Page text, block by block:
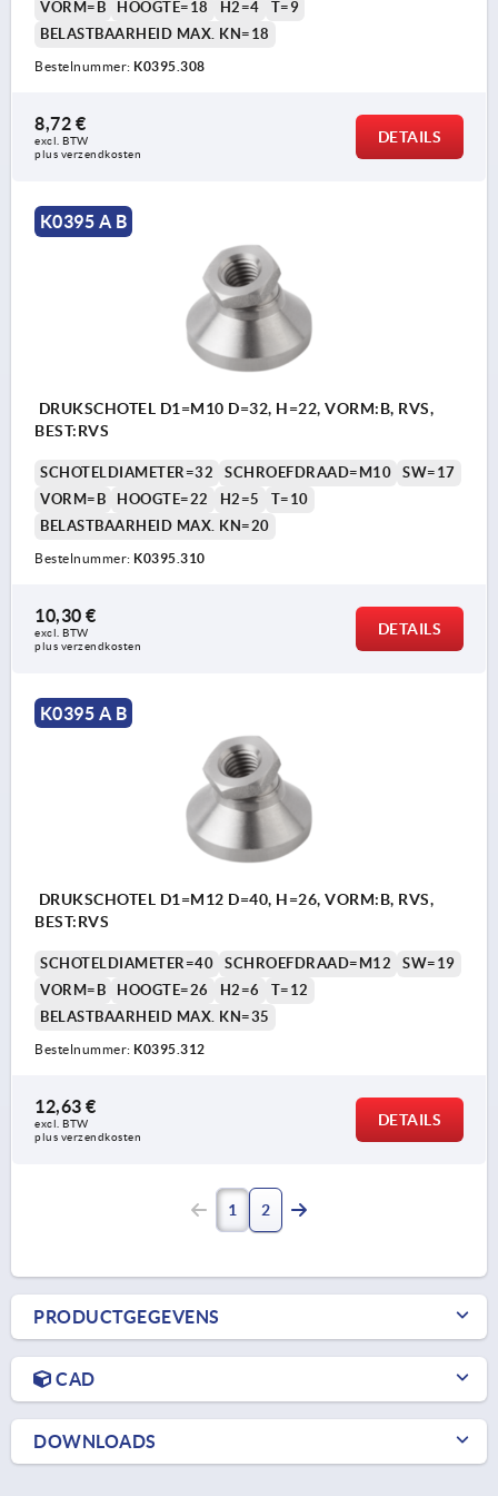
VORM=B HOOGTE=18 H2=4
T=9
BELASTBAARHEID MAX. KN=18
Bestelnummer: K0395.308
8,72 €
excl. BTW
plus verzendkosten
DETAILS
K0395 A B
DRUKSCHOTEL D1=M10 D=32, H=22, VORM:B, RVS,
BEST:RVS
SCHOTELDIAMETER=32 SCHROEFDRAAD=M10
SW=17
VORM=B
HOOGTE=22 H2=5
T=10
BELASTBAARHEID MAX. KN=20
Bestelnummer: K0395.310
10,30 €
excl. BTW
plus verzendkosten
DETAILS
K0395 A B
DRUKSCHOTEL D1=M12 D=40, H=26, VORM:B, RVS,
BEST:RVS
SCHOTELDIAMETER=40 SCHROEFDRAAD=M12
SW=19
VORM=B
HOOGTE=26 H2=6
T=12
BELASTBAARHEID MAX. KN=35
Bestelnummer: K0395.312
12,63 €
excl. BTW
plus verzendkosten
DETAILS
1 2
PRODUCTGEGEVENS
CAD
DOWNLOADS